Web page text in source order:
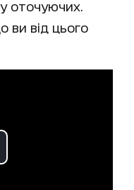
оточуючих.
ви від цього